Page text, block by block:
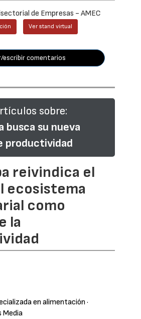
de Empresas - AMEC
Ver stand virtual
escribir comentarios
sobre:
busca su nueva
productividad
reivindica el
ecosistema
como
la
en alimentación ·
Media